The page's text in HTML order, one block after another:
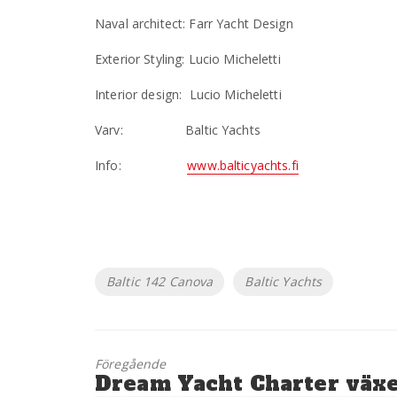
Naval architect: Farr Yacht Design
Exterior Styling: Lucio Micheletti
Interior design: Lucio Micheletti
Varv: Baltic Yachts
Info:www.balticyachts.fi
Etiketter
Baltic 142 Canova Baltic Yachts
Föregående
Föregående
Dream Yacht Charter